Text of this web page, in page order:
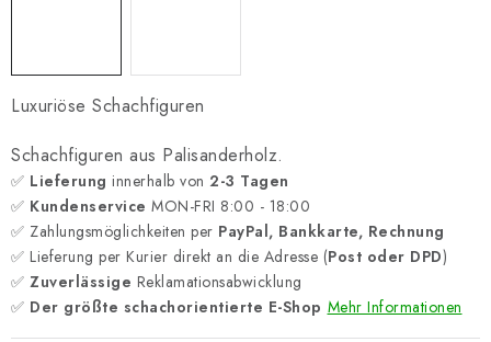
Geschäftsbedingungen
Luxuriöse Schachfiguren
Schachfiguren aus Palisanderholz.
✅ Lieferung innerhalb von 2-3 Tagen
✅ Kundenservice MON-FRI 8:00 - 18:00
✅ Zahlungsmöglichkeiten per PayPal, Bankkarte, Rechnung
✅ Lieferung per Kurier direkt an die Adresse (Post oder DPD)
✅ Zuverlässige Reklamationsabwicklung
✅ Der größte schachorientierte E-Shop Mehr Informationen